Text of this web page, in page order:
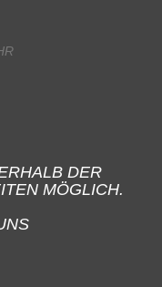
DER
MÖGLICH.